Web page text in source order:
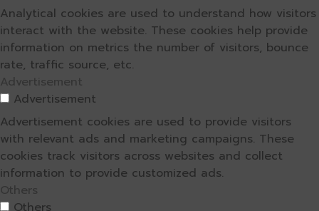
Analytical cookies are used to understand how visitors
interact with the website. These cookies help provide
information on metrics the number of visitors, bounce
rate, traffic source, etc.
Advertisement
Advertisement
Advertisement cookies are used to provide visitors
with relevant ads and marketing campaigns. These
cookies track visitors across websites and collect
information to provide customized ads.
Others
Others